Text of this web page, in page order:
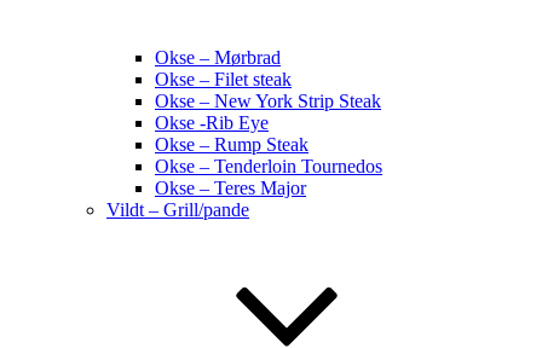
Okse – Mørbrad
Okse – Filet steak
Okse – New York Strip Steak
Okse -Rib Eye
Okse – Rump Steak
Okse – Tenderloin Tournedos
Okse – Teres Major
Vildt – Grill/pande